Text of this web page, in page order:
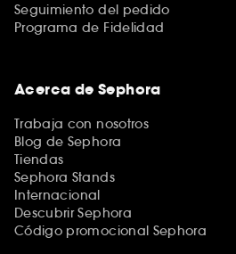
Seguimiento del pedido
Programa de Fidelidad
Acerca de Sephora
Trabaja con nosotros
Blog de Sephora
Tiendas
Sephora Stands
Internacional
Descubrir Sephora
Código promocional Sephora